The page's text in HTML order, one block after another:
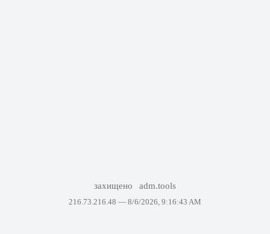
захищено adm.tools
216.73.216.48 — 8/6/2026, 9:16:43 AM